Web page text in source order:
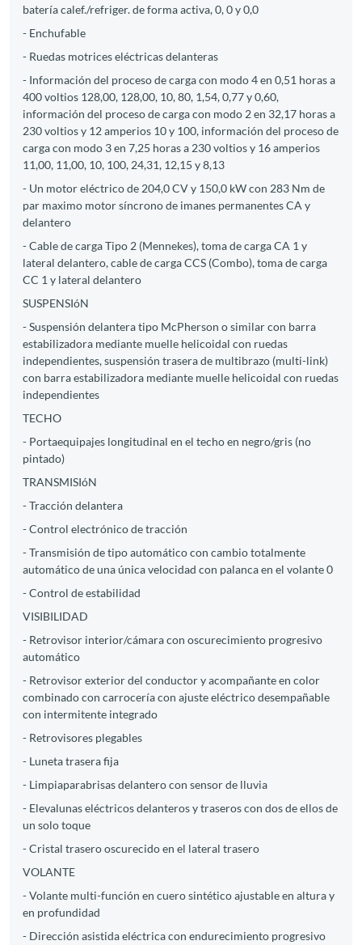
batería calef./refriger. de forma activa, 0, 0 y 0,0
- Enchufable
- Ruedas motrices eléctricas delanteras
- Información del proceso de carga con modo 4 en 0,51 horas a
400 voltios 128,00, 128,00, 10, 80, 1,54, 0,77 y 0,60,
información del proceso de carga con modo 2 en 32,17 horas a
230 voltios y 12 amperios 10 y 100, información del proceso de
carga con modo 3 en 7,25 horas a 230 voltios y 16 amperios
11,00, 11,00, 10, 100, 24,31, 12,15 y 8,13
- Un motor eléctrico de 204,0 CV y 150,0 kW con 283 Nm de
par maximo motor síncrono de imanes permanentes CA y
delantero
- Cable de carga Tipo 2 (Mennekes), toma de carga CA 1 y
lateral delantero, cable de carga CCS (Combo), toma de carga
CC 1 y lateral delantero
SUSPENSIóN
- Suspensión delantera tipo McPherson o similar con barra
estabilizadora mediante muelle helicoidal con ruedas
independientes, suspensión trasera de multibrazo (multi-link)
con barra estabilizadora mediante muelle helicoidal con ruedas
independientes
TECHO
- Portaequipajes longitudinal en el techo en negro/gris (no
pintado)
TRANSMISIóN
- Tracción delantera
- Control electrónico de tracción
- Transmisión de tipo automático con cambio totalmente
automático de una única velocidad con palanca en el volante 0
- Control de estabilidad
VISIBILIDAD
- Retrovisor interior/cámara con oscurecimiento progresivo
automático
- Retrovisor exterior del conductor y acompañante en color
combinado con carrocería con ajuste eléctrico desempañable
con intermitente integrado
- Retrovisores plegables
- Luneta trasera fija
- Limpiaparabrisas delantero con sensor de lluvia
- Elevalunas eléctricos delanteros y traseros con dos de ellos de
un solo toque
- Cristal trasero oscurecido en el lateral trasero
VOLANTE
- Volante multi-función en cuero sintético ajustable en altura y
en profundidad
- Dirección asistida eléctrica con endurecimiento progresivo